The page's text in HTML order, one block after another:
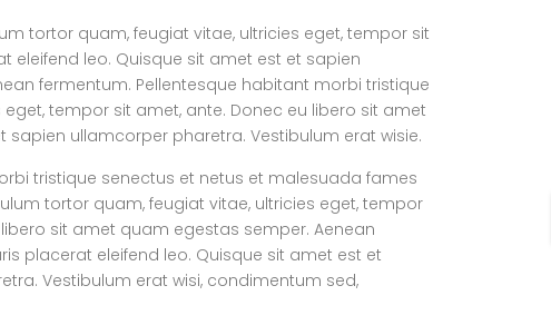
tortor quam, feugiat vitae, ultricies eget, tempor sit
eleifend leo. Quisque sit amet est et sapien
fermentum. Pellentesque habitant morbi tristique
tempor sit amet, ante. Donec eu libero sit amet
ullamcorper pharetra. Vestibulum erat wisie.
tristique senectus et netus et malesuada fames
tortor quam, feugiat vitae, ultricies eget, tempor
sit amet quam egestas semper. Aenean
placerat eleifend leo. Quisque sit amet est et
Vestibulum erat wisi, condimentum sed,